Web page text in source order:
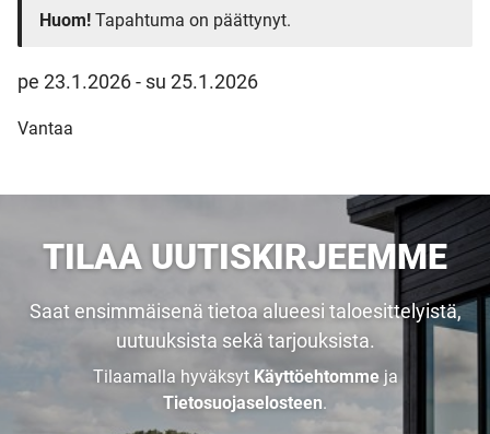
Huom! Tapahtuma on päättynyt.
pe 23.1.2026- su 25.1.2026
Vantaa
TILAA UUTISKIRJEEMME
Saat ensimmäisenä tietoa alueesi taloesittelyistä,
uutuuksista sekä tarjouksista.
Tilaamalla hyväksyt Käyttöehtommeja
Tietosuojaselosteen.